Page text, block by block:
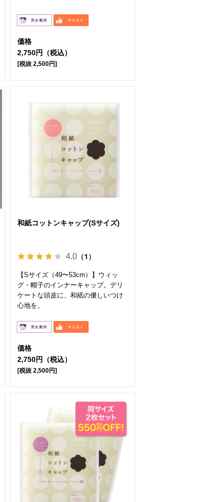
価格
2,750円（税込）
[税抜 2,500円]
和紙コットンキャップ(Sサイズ)
4.0 （1）
【Sサイズ（49〜53cm）】ウィッ
グ・帽子のインナーキャップ。デリ
ケートな頭皮に、和紙の優しいつけ
心地を。
価格
2,750円（税込）
[税抜 2,500円]